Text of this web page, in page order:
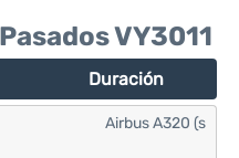
VY3011
Duración
Airbus A320 (s